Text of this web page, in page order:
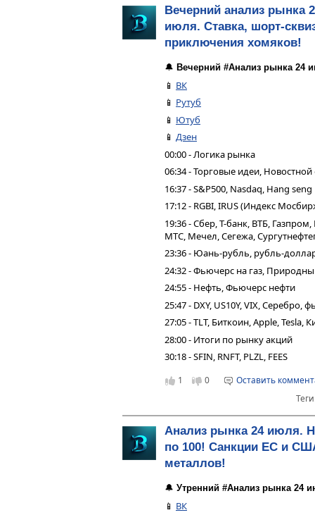
Вечерний анализ рынка
июля. Ставка, шорт-
приключения хомяков!
🔔 Вечерний #Анализ рынка 24
📱 ВК
📱 Рутуб
📱 Ютуб
📱 Дзен
00:00 - Логика рынка
06:34 - Торговые идеи,
16:37 - S&P500, Nasdaq, Hang seng
17:12 - RGBI, IRUS (Индекс
19:36 - Сбер, Т-банк, ВТБ,
МТС, Мечел, Сегежа,
23:36 - Юань-рубль, рубль-
24:32 - Фьючерс на газ,
24:55 - Нефть, Фьючерс нефти
25:47 - DXY, US10Y, VIX,
27:05 - TLT, Биткоин, Apple, Tesla,
28:00 - Итоги по рынку акций
30:18 - SFIN, RNFT, PLZL, FEES
1 0
Оставить
Анализ рынка 24 июля.
по 100! Санкции ЕС и
металлов!
🔔 Утренний #Анализ рынка 24
📱 ВК